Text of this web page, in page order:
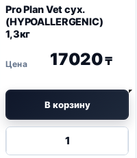
Pro PlanVet сух.
(HYPOALLERGENIC)
1,3кг
17020₸
В корзину
Количество